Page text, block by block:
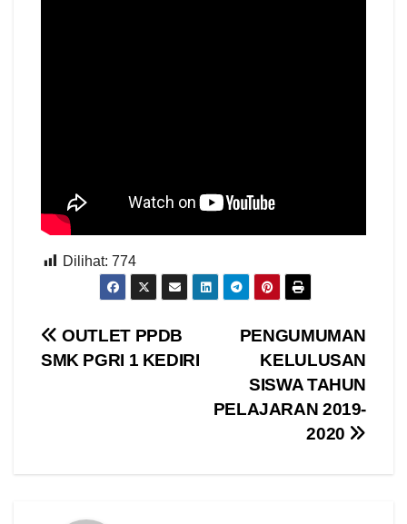
Dilihat: 774
Navigasi
PENGUMUMAN
KELULUSAN
SISWA TAHUN
PELAJARAN 2019-
2020
OUTLET PPDB
SMK PGRI 1 KEDIRI